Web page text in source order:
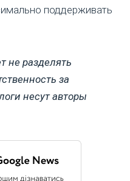
поддерживать
не разделять
за
несут авторы